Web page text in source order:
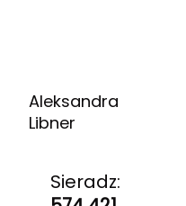
Aleksandra
Libner
Sieradz: